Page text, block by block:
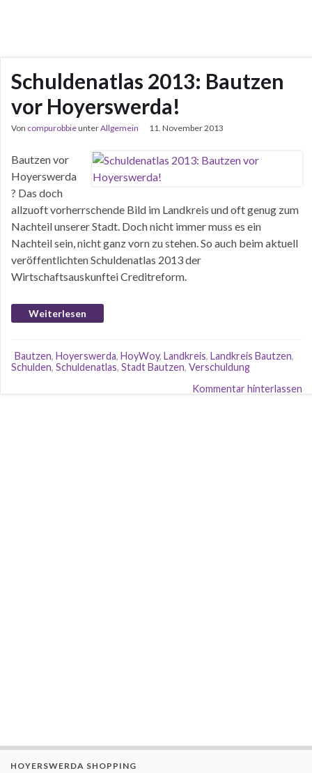
Schuldenatlas 2013: Bautzen
vor Hoyerswerda!
Von compurobbieunterAllgemein 11. November 2013
Bautzen vor
Hoyerswerda
? Das doch
allzuoft vorherrschende Bild im Landkreis und oft genug zum
Nachteil unserer Stadt. Doch nicht immer muss es ein
Nachteil sein, nicht ganz vorn zu stehen. So auch beim aktuell
veröffentlichten Schuldenatlas 2013 der
Wirtschaftsauskunftei Creditreform.
Weiterlesen
Bautzen, Hoyerswerda, HoyWoy, Landkreis, Landkreis Bautzen,
Schulden, Schuldenatlas, Stadt Bautzen, Verschuldung
Kommentar hinterlassen
HOYERSWERDA SHOPPING